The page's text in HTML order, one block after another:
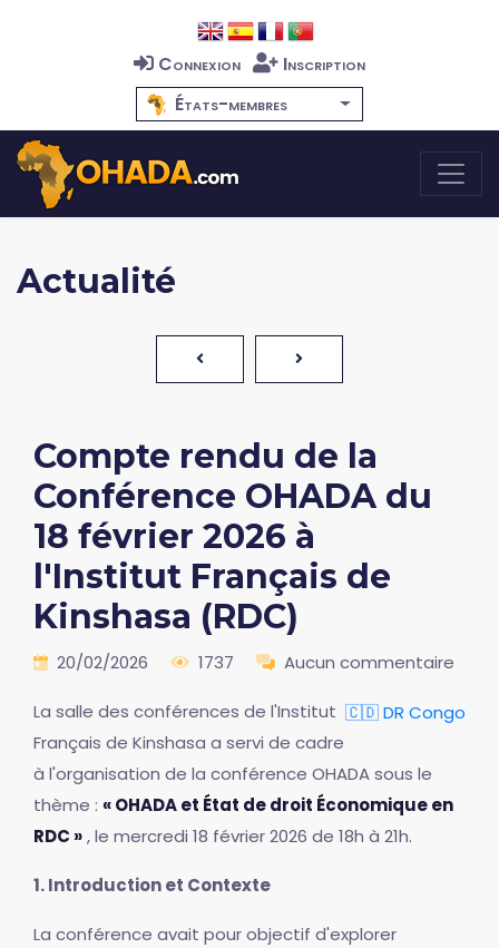
Connexion
Inscription
États-membres
Actualité
Compte rendu de la
Conférence OHADA du
18 février 2026 à
l'Institut Français de
Kinshasa (RDC)
20/02/2026 1737 Aucun commentaire
🇨🇩 DR Congo
La salle des conférences de l'Institut
Français de Kinshasa a servi de cadre
à l'organisation de la conférence OHADA sous le
thème : « OHADA et État de droit Économique en
RDC », le mercredi 18 février 2026 de 18h à 21h.
1. Introduction et Contexte
La conférence avait pour objectif d'explorer